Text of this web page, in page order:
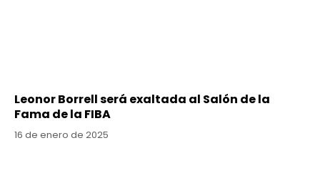
Leonor Borrell será exaltada al Salón de la
Fama de la FIBA
16 de enero de 2025